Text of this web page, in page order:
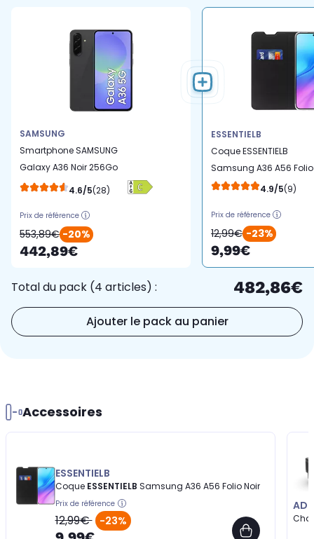
SAMSUNG
Smartphone SAMSUNG
Galaxy A36 Noir 256Go
5G
4.6/5(28)
Prix de référence
553,89€ -20%
442,89€
ESSENTIELB
Coque ESSENTIELB
Samsung A36 A56 Folio
Noir
4.9/5(9)
Prix de référence
12,99€ -23%
9,99€
Total du pack (4 articles) : 482,86€
Ajouter le pack au panier
Accessoires
ESSENTIELB
Coque ESSENTIELB Samsung A36 A56 Folio Noir
Prix de référence
12,99€ -23%